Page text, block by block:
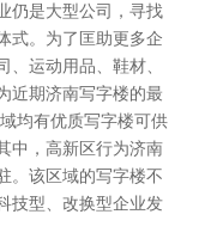
仍是大型公司，寻找
式。为了匡助更多企
运动用品、鞋材、
近期济南写字楼的最
均有优质写字楼可供
中，高新区行为济南
。该区域的写字楼不
技型、改换型企业发